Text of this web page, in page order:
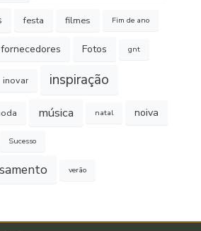
festa filmes Fim de ano
fornecedores Fotos gnt
inovar inspiração
música natal noiva
Sucesso
verão